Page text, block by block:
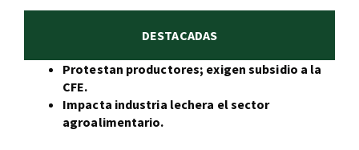
DESTACADAS
Protestan productores; exigen subsidio a la
CFE.
Impacta industria lechera el sector
agroalimentario.